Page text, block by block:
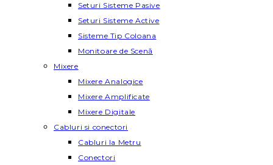
Seturi Sisteme Pasive
Seturi Sisteme Active
Sisteme Tip Coloana
Monitoare de Scenă
Mixere
Mixere Analogice
Mixere Amplificate
Mixere Digitale
Cabluri si conectori
Cabluri la Metru
Conectori